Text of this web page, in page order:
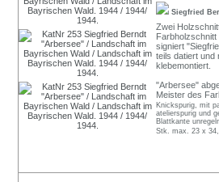
Siegfried
Zwei
Farbholzschnitt
signiert
teils datiert und
klebemontiert.
"Arbersee"
Meister des
Knickspurig, mit
atelierspurig und
Blattkante
Stk. max. 23 x